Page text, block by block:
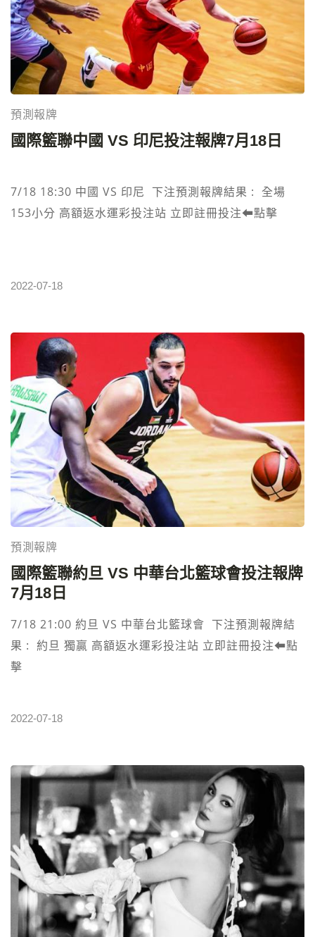
羽生結弦，身高1米72，是花樣滑冰歷史上最成功的男
子單人滑選手之一。他不僅贏得了2014年索契、2018
年平昌連續兩屆冬奧會金牌，成為66年來第一位蟬聯冬
奧會男單冠軍的花樣滑冰選手，還是花樣滑冰歷史上包
攬奧運會、世錦賽、大獎賽總決賽、四大洲錦標賽及世
青賽、青年組總決賽等國際大賽男單項目冠軍的超級全
滿貫第一人。不僅戰績輝煌，羽生結弦還是花樣滑冰項
預測報牌
國際籃聯中國‎ VS 印尼‎投注報牌7月18日
7/18 18:30 中國‎ VS 印尼 下注預測報牌結果 : 全場
153小分 高額返水運彩投注站 立即註冊投注⬅︎點擊
2022-07-18
預測報牌
國際籃聯約旦 VS‎ 中華台北籃球會‎投注報牌
7月18日
7/18 21:00 約旦 VS‎ 中華台北籃球會‎ 下注預測報牌結
果 : 約旦 獨贏 高額返水運彩投注站 立即註冊投注⬅︎點
擊
2022-07-18